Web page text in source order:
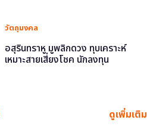
วัตถุมงคล
อสุรินทราหู มูพลิกดวง ทุบเคราะห์
เหมาะสายเสี่ยงโชค นักลงทุน
ดูเพิ่มเติม